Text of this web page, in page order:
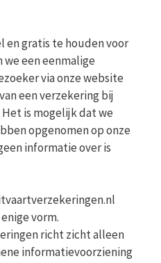
en gratis te houden voor
een eenmalige
via onze website
een verzekering bij
is mogelijk dat we
opgenomen op onze
informatie over is
vorm.
richt zicht alleen
informatievoorziening